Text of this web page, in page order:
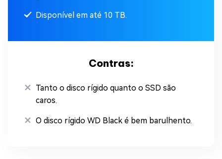
Disponível em até 10 TB.
Contras:
Tanto o disco rígido quanto o SSD são
caros.
O disco rígido WD Black é bem barulhento.